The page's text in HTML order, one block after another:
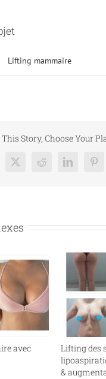
Lifting mammaire
This Story, Choose Your
X RedditLinkedIn
avec
Lifting des
&